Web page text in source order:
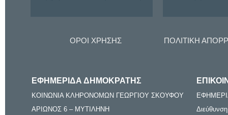
ΟΡΟΙ ΧΡΗΣΗΣ ΠΟΛΙΤΙΚΗ
ΕΦΗΜΕΡΙΔΑ ΔΗΜΟΚΡΑΤΗΣ
ΚΟΙΝΩΝΙΑ ΚΛΗΡΟΝΟΜΩΝ ΓΕΩΡΓΙΟΥ ΣΚΟΥΦΟΥ
ΑΡΙΩΝΟΣ 6 – ΜΥΤΙΛΗΝΗ